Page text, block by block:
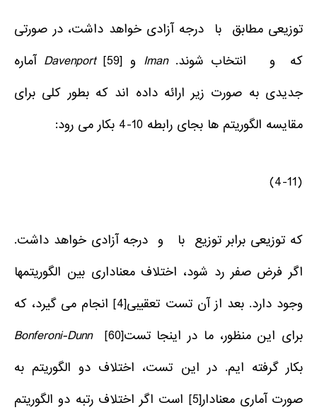
توزیعی مطابق با درجه آزادی خواهد داشت، در صورتی
که و انتخاب شوند.Iman و Davenport [59] آماره
جدیدی به صورت زیر ارائه داده اند که بطور کلی برای
مقایسه الگوریتم ها بجای رابطه 10-4 بکار می رود:
(4-11)
که توزیعی برابر توزیع با و درجه آزادی خواهد داشت.
اگر فرض صفر رد شود، اختلاف معناداری بین الگوریتم­ها
وجود دارد. بعد از آن تست تعقیبی[4] انجام می گیرد، که
برای این منظور، ما در اینجا تست
Bonferoni-Dunn [60]
بکار گرفته ایم. در این تست، اختلاف دو الگوریتم به
صورت آماری معنادار[5]
است اگر اختلاف رتبه دو الگوریتم